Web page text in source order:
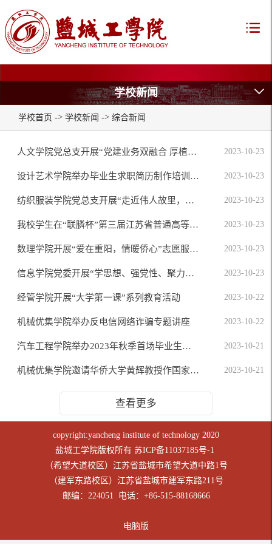
学校新闻
学校首页 -> 学校新闻 -> 综合新闻
人文学院党总支开展“党建业务双融合 厚植优势促发展”专题学习活动 2023-10-23
设计艺术学院举办毕业生求职简历制作培训讲座 2023-10-23
纺织服装学院党总支开展“走近伟人故里，追寻红色印记”主题党日活动 2023-10-23
我校学生在“联膦杯”第三届江苏省普通高等学校大学生水处理实验竞赛中获佳绩 2023-10-23
数理学院开展“爱在重阳，情暖侨心”志愿服务活动 2023-10-23
信息学院党委开展“学思想、强党性、聚力量、担使命”主题党日活动 2023-10-23
经管学院开展“大学第一课”系列教育活动 2023-10-22
机械优集学院举办反电信网络诈骗专题讲座 2023-10-22
汽车工程学院举办2023年秋季首场毕业生双选会 2023-10-21
机械优集学院邀请华侨大学黄辉教授作国家基金专题辅导报告 2023-10-21
查看更多
copyright:yancheng institute of technology 2020
盐城工学院版权所有 苏ICP备11037185号-1
（希望大道校区）江苏省盐城市希望大道中路1号
（建军东路校区）江苏省盐城市建军东路211号
邮编：224051 电话：+86-515-88168666
电脑版